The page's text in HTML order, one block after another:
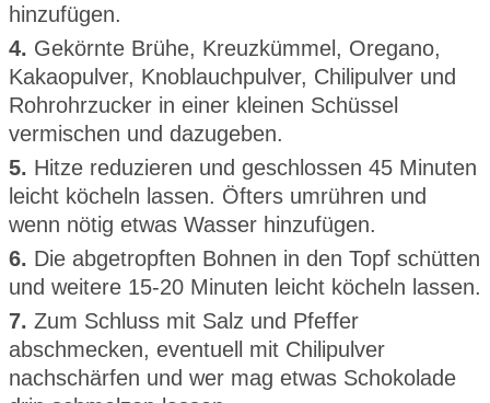
hinzufügen.
4. Gekörnte Brühe, Kreuzkümmel, Oregano,
Kakaopulver, Knoblauchpulver, Chilipulver und
Rohrohrzucker in einer kleinen Schüssel
vermischen und dazugeben.
5. Hitze reduzieren und geschlossen 45 Minuten
leicht köcheln lassen. Öfters umrühren und
wenn nötig etwas Wasser hinzufügen.
6. Die abgetropften Bohnen in den Topf schütten
und weitere 15-20 Minuten leicht köcheln lassen.
7. Zum Schluss mit Salz und Pfeffer
abschmecken, eventuell mit Chilipulver
nachschärfen und wer mag etwas Schokolade